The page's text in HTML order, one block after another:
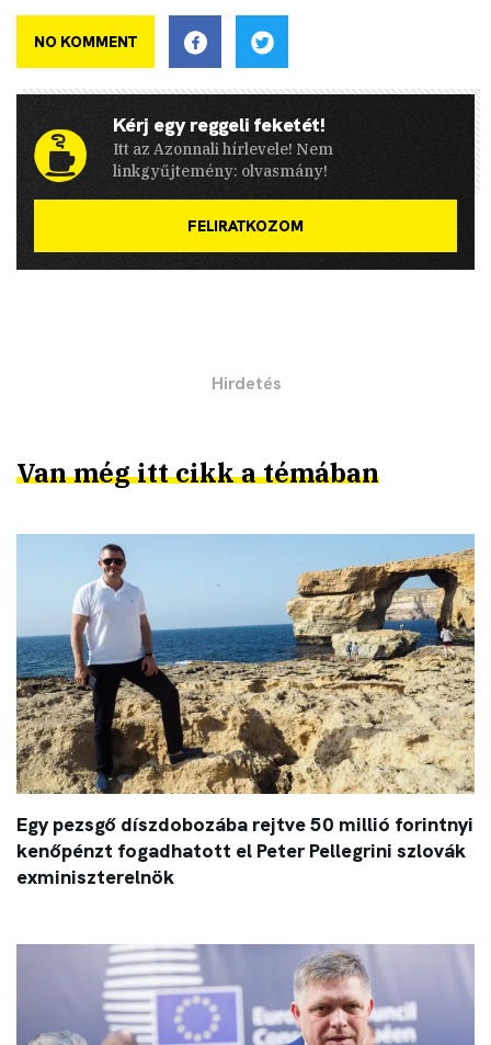
NO KOMMENT
Kérj egy reggeli feketét!
Itt az Azonnali hírlevele! Nem
linkgyűjtemény: olvasmány!
FELIRATKOZOM
Van még itt cikk a témában
Egy pezsgő díszdobozába rejtve 50 millió forintnyi
kenőpénzt fogadhatott el Peter Pellegrini szlovák
exminiszterelnök